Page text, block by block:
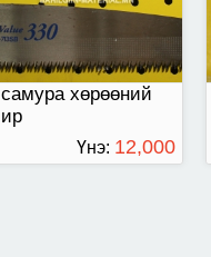
самура хөрөөний
ир
Үнэ: 12,000